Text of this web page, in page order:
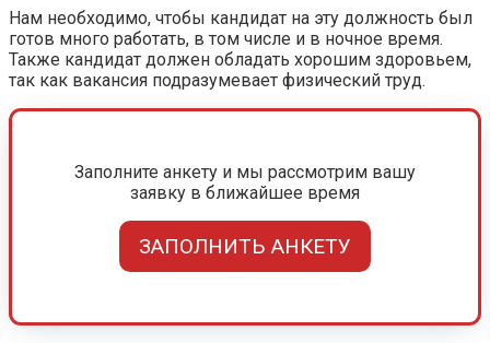
Нам необходимо, чтобы кандидат на эту должность был
готов много работать, в том числе и в ночное время.
Также кандидат должен обладать хорошим здоровьем,
так как вакансия подразумевает физический труд.
Заполните анкету и мы рассмотрим вашу
заявку в ближайшее время
ЗАПОЛНИТЬ АНКЕТУ